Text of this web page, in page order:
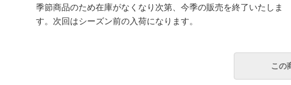
季節商品のため在庫がなくなり次第、今季の販売を終了いたしま
す。次回はシーズン前の入荷になります。